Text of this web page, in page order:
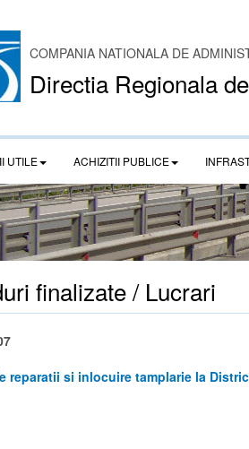
COMPANIA NATIONALA DE
Directia Regionala
UTILE ACHIZITII PUBLICE
finalizate / Lucrari
reparatii si inlocuire tamplarie la